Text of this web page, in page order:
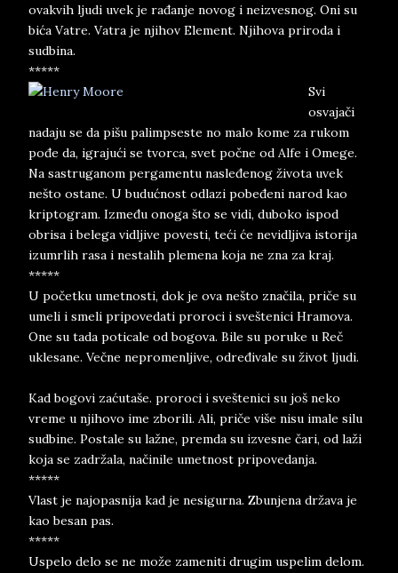
ovakvih ljudi uvek je rađanje novog i neizvesnog. Oni su
bića Vatre. Vatra je njihov Element. Njihova priroda i
sudbina.
*****
Svi
osvajači
nadaju se da pišu palimpseste no malo kome za rukom
pođe da, igrajući se tvorca, svet počne od Alfe i Omege.
Na sastruganom pergamentu nasleđenog života uvek
nešto ostane. U budućnost odlazi pobeđeni narod kao
kriptogram. Između onoga što se vidi, duboko ispod
obrisa i belega vidljive povesti, teći će nevidljiva istorija
izumrlih rasa i nestalih plemena koja ne zna za kraj.
*****
U početku umetnosti, dok je ova nešto značila, priče su
umeli i smeli pripovedati proroci i sveštenici Hramova.
One su tada poticale od bogova. Bile su poruke u Reč
uklesane. Večne nepromenljive, određivale su život ljudi.
Kad bogovi zaćutaše. proroci i sveštenici su još neko
vreme u njihovo ime zborili. Ali, priče više nisu imale silu
sudbine. Postale su lažne, premda su izvesne čari, od laži
koja se zadržala, načinile umetnost pripovedanja.
*****
Vlast je najopasnija kad je nesigurna. Zbunjena država je
kao besan pas.
*****
Uspelo delo se ne može zameniti drugim uspelim delom.